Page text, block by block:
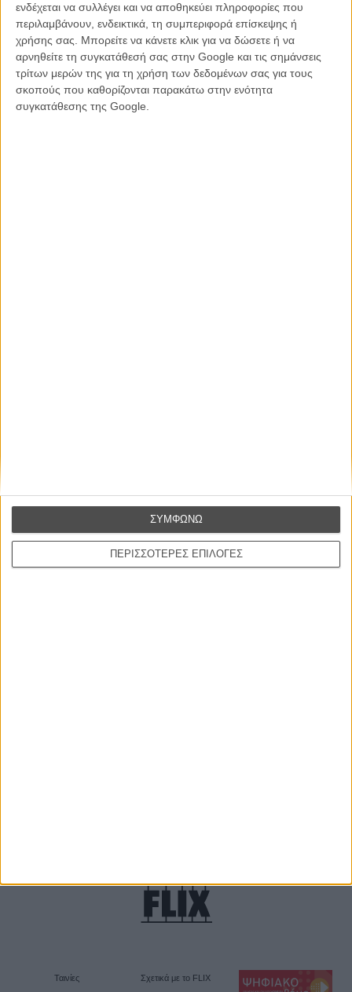
ενδέχεται να συλλέγει και να αποθηκεύει πληροφορίες που
περιλαμβάνουν, ενδεικτικά, τη συμπεριφορά επίσκεψης ή
χρήσης σας. Μπορείτε να κάνετε κλικ για να δώσετε ή να
αρνηθείτε τη συγκατάθεσή σας στην Google και τις σημάνσεις
τρίτων μερών της για τη χρήση των δεδομένων σας για τους
σκοπούς που καθορίζονται παρακάτω στην ενότητα
συγκατάθεσης της Google.
ΠΕΡΙΣΣΟΤΕΡΕΣ ΕΠΙΛΟΓΕΣ
ΣΥΜΦΩΝΩ
ΝΕΑ /26 ΝΟΕ 2012/ Flix Team
«Silent»: O Γιώργος Γκικαπέππας επιστρέφει μετά την
«Πόλη των Παιδιών»
Συνέντευξη
CONNECT
Ταινίες Σχετικά με το FLIX